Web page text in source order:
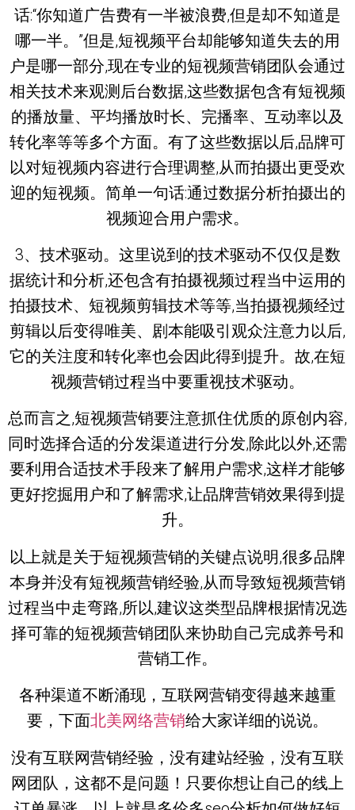
话:“你知道广告费有一半被浪费,但是却不知道是
哪一半。”但是,短视频平台却能够知道失去的用
户是哪一部分,现在专业的短视频营销团队会通过
相关技术来观测后台数据,这些数据包含有短视频
的播放量、平均播放时长、完播率、互动率以及
转化率等等多个方面。有了这些数据以后,品牌可
以对短视频内容进行合理调整,从而拍摄出更受欢
迎的短视频。简单一句话:通过数据分析拍摄出的
视频迎合用户需求。
3、技术驱动。这里说到的技术驱动不仅仅是数
据统计和分析,还包含有拍摄视频过程当中运用的
拍摄技术、短视频剪辑技术等等,当拍摄视频经过
剪辑以后变得唯美、剧本能吸引观众注意力以后,
它的关注度和转化率也会因此得到提升。故,在短
视频营销过程当中要重视技术驱动。
总而言之,短视频营销要注意抓住优质的原创内容,
同时选择合适的分发渠道进行分发,除此以外,还需
要利用合适技术手段来了解用户需求,这样才能够
更好挖掘用户和了解需求,让品牌营销效果得到提
升。
以上就是关于短视频营销的关键点说明,很多品牌
本身并没有短视频营销经验,从而导致短视频营销
过程当中走弯路,所以,建议这类型品牌根据情况选
择可靠的短视频营销团队来协助自己完成养号和
营销工作。
各种渠道不断涌现，互联网营销变得越来越重
要，下面北美网络营销给大家详细的说说。
没有互联网营销经验，没有建站经验，没有互联
网团队，这都不是问题！只要你想让自己的线上